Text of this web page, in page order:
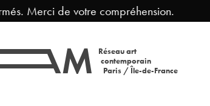
Merci de votre compréhension.
Réseau art
contemporain
Paris / Île-de-France